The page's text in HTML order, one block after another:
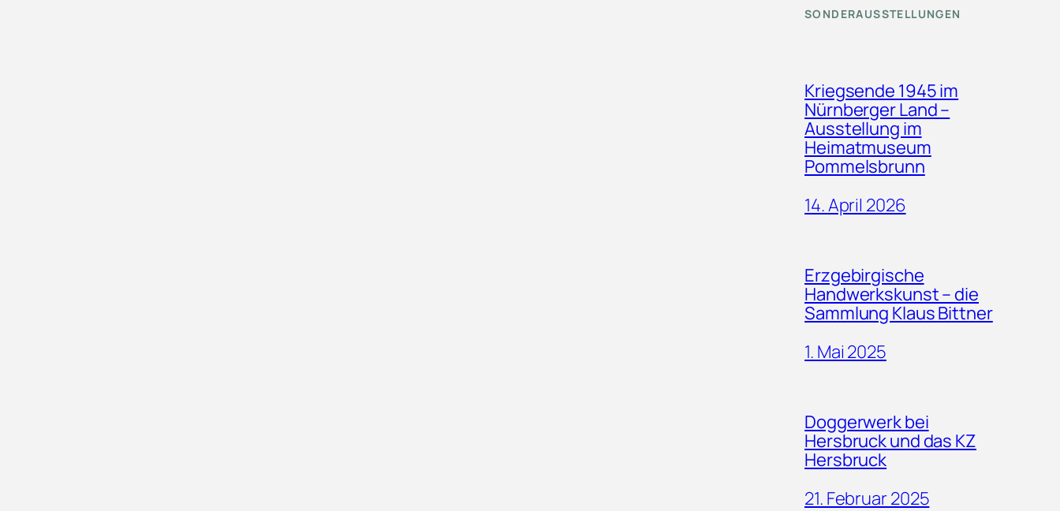
SONDERAUSSTELLUNGEN
Kriegsende 1945 im
Nürnberger Land –
Ausstellung im
Heimatmuseum
Pommelsbrunn
14. April 2026
Erzgebirgische
Handwerkskunst – die
Sammlung Klaus Bittner
1. Mai 2025
Doggerwerk bei
Hersbruck und das KZ
Hersbruck
21. Februar 2025